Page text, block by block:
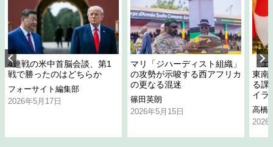
4連戦の米中首脳会談、第1
戦で勝ったのはどちらか
フォーサイト編集部
2026年5月17日
マリ「ジハーディスト組織」
の攻勢が示唆する西アフリカ
の更なる混迷
篠田英朗
2026年5月15日
「
東南
る課
イラ
高橋
2026